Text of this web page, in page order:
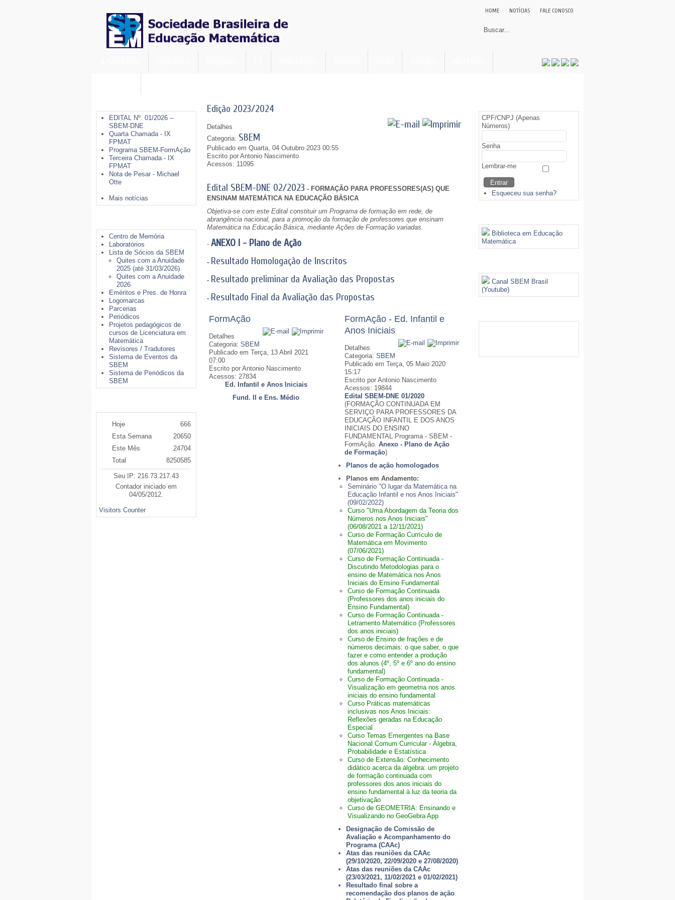
HOME NOTÍCIAS FALE CONOSCO
EDITAL Nº. 01/2026 –
SBEM-DNE
Quarta Chamada - IX
FPMAT
Programa SBEM-FormAção
Terceira Chamada - IX
FPMAT
Nota de Pesar - Michael
Otte
Mais notícias
Centro de Memória
Laboratórios
Lista de Sócios da SBEM
Quites com a Anuidade
2025 (até 31/03/2026)
Quites com a Anuidade
2026
Eméritos e Pres. de Honra
Logomarcas
Parcerias
Periódicos
Projetos pedagógicos de
cursos de Licenciatura em
Matemática
Revisores / Tradutores
Sistema de Eventos da
SBEM
Sistema de Periódicos da
SBEM
Hoje
Esta Semana
Este Mês
Total
666
20650
24704
8250585
Seu IP: 216.73.217.43
Contador iniciado em
04/05/2012.
Visitors Counter
Edição 2023/2024
Detalhes
Categoria: SBEM
Publicado em Quarta, 04 Outubro 2023 00:55
Escrito por Antonio Nascimento
Acessos: 11095
Edital SBEM-DNE 02/2023 - FORMAÇÃO PARA PROFESSORES(AS) QUE
ENSINAM MATEMÁTICA NA EDUCAÇÃO BÁSICA
Objetiva-se com este Edital constituir um Programa de formação em rede, de
abrangência nacional, para a promoção da formação de professores que ensinam
Matemática na Educação Básica, mediante Ações de Formação variadas.
- ANEXO I - Plano de Ação
- Resultado Homologação de Inscritos
- Resultado preliminar da Avaliação das Propostas
- Resultado Final da Avaliação das Propostas
FormAção
Detalhes
Categoria: SBEM
Publicado em Terça, 13 Abril 2021
07:00
Escrito por Antonio Nascimento
Acessos: 27834
Ed. Infantil e Anos Iniciais
Fund. II e Ens. Médio
FormAção - Ed. Infantil e
Anos Iniciais
Detalhes
Categoria:SBEM
Publicado em Terça, 05 Maio 2020
15:17
Escrito por Antonio Nascimento
Acessos: 19844
Edital SBEM-DNE 01/2020
(FORMAÇÃO CONTINUADA EM
SERVIÇO PARA PROFESSORES DA
EDUCAÇÃO INFANTIL E DOS ANOS
INICIAIS DO ENSINO
FUNDAMENTAL Programa - SBEM -
FormAção.Anexo - Plano de Ação
de Formação)
Planos de ação homologados
Planos em Andamento:
Seminário "O lugar da Matemática na
Educação Infantil e nos Anos Iniciais"
(09/02/2022)
Curso "Uma Abordagem da Teoria dos
Números nos Anos Iniciais"
(06/08/2021 a 12/11/2021)
Curso de Formação Currículo de
Matemática em Movimento
(07/06/2021)
Curso de Formação Continuada -
Discutindo Metodologias para o
ensino de Matemática nos Anos
Iniciais do Ensino Fundamental
Curso de Formação Continuada
(Professores dos anos iniciais do
Ensino Fundamental)
Curso de Formação Continuada -
Letramento Matemático (Professores
dos anos iniciais)
Curso de Ensino de frações e de
números decimais: o que saber, o que
fazer e como entender a produção
dos alunos (4º, 5º e 6º ano do ensino
fundamental)
Curso de Formação Continuada -
Visualização em geometria nos anos
iniciais do ensino fundamental
Curso Práticas matemáticas
inclusivas nos Anos Iniciais:
Reflexões geradas na Educação
Especial
Curso Temas Emergentes na Base
Nacional Comum Curricular - Álgebra,
Probabilidade e Estatística
Curso de Extensão:Conhecimento
didático acerca da álgebra: um projeto
de formação continuada com
professores dos anos iniciais do
ensino fundamental à luz da teoria da
objetivação
Curso de GEOMETRIA: Ensinando e
Visualizando no GeoGebra App
Designação de Comissão de
Avaliação e Acompanhamento do
Programa (CAAc)
Atas das reuniões da CAAc
(29/10/2020, 22/09/2020 e 27/08/2020)
Atas das reuniões da CAAc
(23/03/2021, 11/02/2021 e 01/02/2021)
Resultado final sobre a
recomendação dos planos de ação
CPF/CNPJ (Apenas
Números)
Senha
Lembrar-me
Esqueceu sua senha?
Biblioteca em Educação
Matemática
Canal SBEM Brasil
(Youtube)